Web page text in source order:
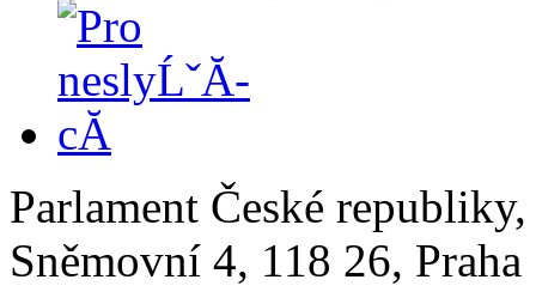
Parlament České
Sněmovní 4, 118 26,